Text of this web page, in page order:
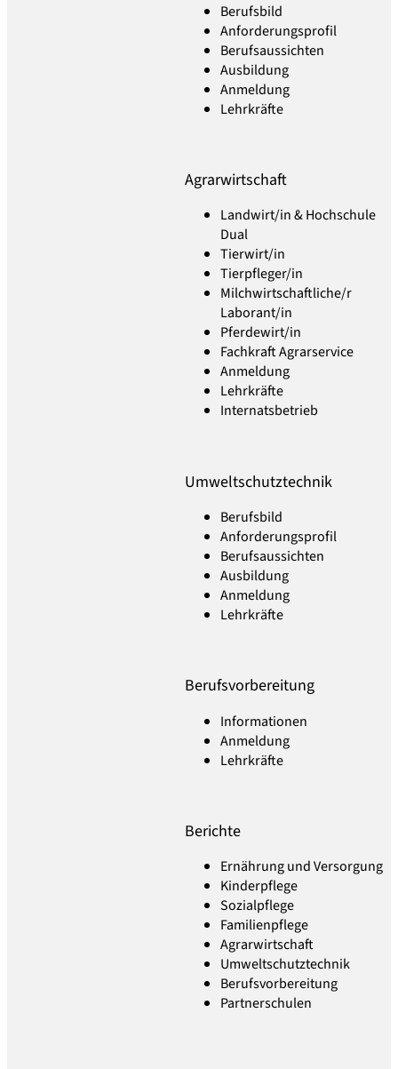
Berufsbild
Anforderungsprofil
Berufsaussichten
Ausbildung
Anmeldung
Lehrkräfte
Agrarwirtschaft
Landwirt/in & Hochschule
Dual
Tierwirt/in
Tierpfleger/in
Milchwirtschaftliche/r
Laborant/in
Pferdewirt/in
Fachkraft Agrarservice
Anmeldung
Lehrkräfte
Internatsbetrieb
Umweltschutztechnik
Berufsbild
Anforderungsprofil
Berufsaussichten
Ausbildung
Anmeldung
Lehrkräfte
Berufsvorbereitung
Informationen
Anmeldung
Lehrkräfte
Berichte
Ernährung und Versorgung
Kinderpflege
Sozialpflege
Familienpflege
Agrarwirtschaft
Umweltschutztechnik
Berufsvorbereitung
Partnerschulen